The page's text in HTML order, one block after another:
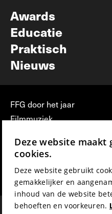
Awards
Educatie
Praktisch
Nieuws
FFG door het jaar
Filmmuziek
Press & Industry
Film Fest Friends
Deze website maakt
cookies.
Deze website gebruikt
gemakkelijker en
inhoud van de website
behoeften en voorkeuren.